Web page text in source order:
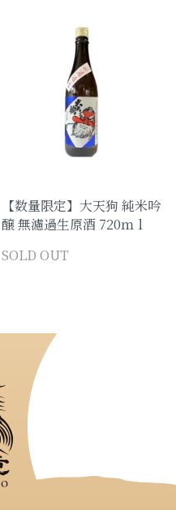
【数量限定】大天狗 純米吟
醸 無濾過生原酒 720ｍｌ
SOLD OUT